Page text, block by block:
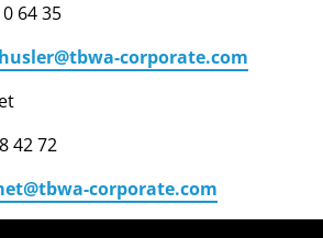
64 35
corporate.com
42 72
corporate.com